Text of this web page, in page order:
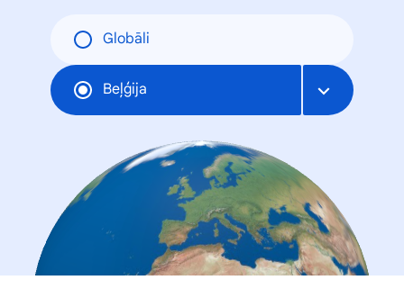
Globāli
Beļģija